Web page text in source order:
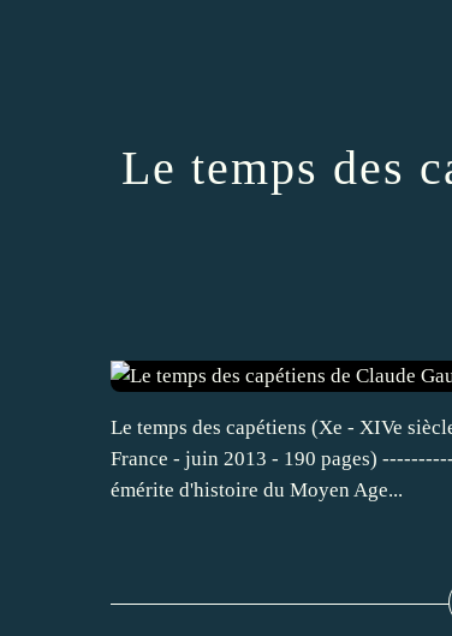
Le temps des
Le temps des capétiens (Xe - XIVe
France - juin 2013 - 190 pages)
émérite d'histoire du Moyen Age...